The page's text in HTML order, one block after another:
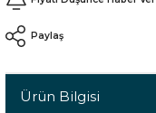
Paylaş
Ürün Bilgisi